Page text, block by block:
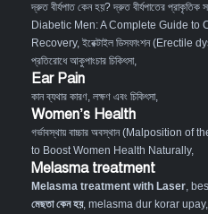
দ্রুত বীর্যপাত কেন হয়? দ্রুত বীর্যপাতের প্রাকৃতিক
Diabetic Men: A Complete Guide to
Recovery, ইরেক্টাইল ডিসফাংশন (Erectile
প্রতিরোধে আকুপাংচার চিকিৎসা,
Ear Pain
কান ব্যথার কারণ, লক্ষণ এবং চিকিৎসা,
Women’s Health
গর্ভাবস্থায় বাচ্চার অবস্থান (Malposition of
to Boost Women Health Naturally,
Melasma treatment
Melasma treatment with Laser,
মেছতা কেন হয়, melasma dur korar upay,